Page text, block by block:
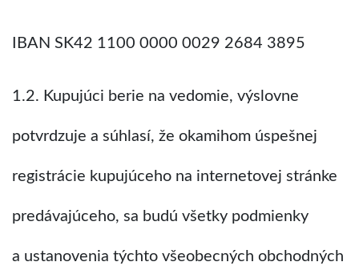
IBAN SK42 1100 0000 0029 2684 3895
1.2. Kupujúci berie na vedomie, výslovne
potvrdzuje a súhlasí, že okamihom úspešnej
registrácie kupujúceho na internetovej stránke
predávajúceho, sa budú všetky podmienky
a ustanovenia týchto všeobecných obchodných